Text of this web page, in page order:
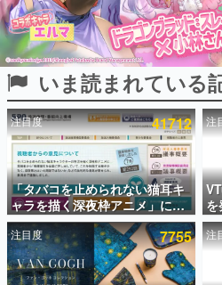
インタビュー
連載・特集一覧
殿堂入り記事
SNS拡散数が数千以上！
ど。多くの人々に読まれ
事をまとめました。
ゲームの企画書
名作ゲームクリエイター
聞きし、ヒットする企画
きます。
赫本
この物語を解いてはいけ
の形をした短編ホラー小
いま読まれている
注目度 41712
「タバコを止められない猫耳キ
ャラを描く深夜枠アニメ」に視
聴者の一部から批判意見。違法
薬物の使用と思しき描写も含め
て、BPOが議論を交わす
注
日
注目度 7755 注